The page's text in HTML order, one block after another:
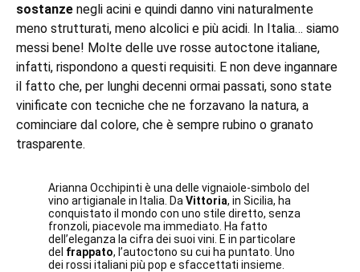
sostanze negli acini e quindi danno vini naturalmente
meno strutturati, meno alcolici e più acidi. In Italia… siamo
messi bene! Molte delle uve rosse autoctone italiane,
infatti, rispondono a questi requisiti. E non deve ingannare
il fatto che, per lunghi decenni ormai passati, sono state
vinificate con tecniche che ne forzavano la natura, a
cominciare dal colore, che è sempre rubino o granato
trasparente.
Arianna Occhipinti è una delle vignaiole-simbolo del
vino artigianale in Italia. Da Vittoria, in Sicilia, ha
conquistato il mondo con uno stile diretto, senza
fronzoli, piacevole ma immediato. Ha fatto
dell’eleganza la cifra dei suoi vini. E in particolare
del frappato, l’autoctono su cui ha puntato. Uno
dei rossi italiani più pop e sfaccettati insieme.